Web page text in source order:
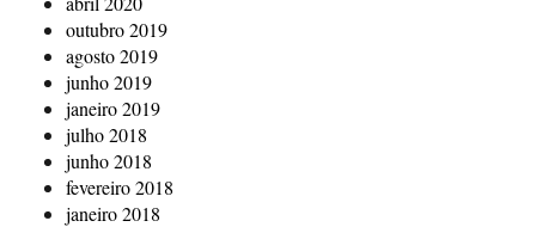
outubro 2019
agosto 2019
junho 2019
janeiro 2019
julho 2018
junho 2018
fevereiro 2018
janeiro 2018